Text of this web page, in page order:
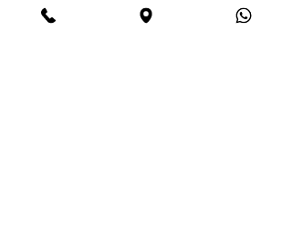
é Protegida Pela Criptografia SSL 256-Bit.